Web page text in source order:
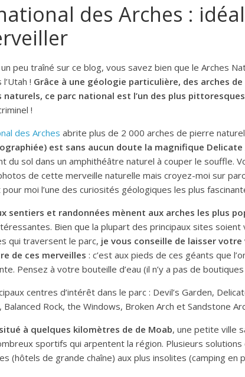
des Arches :
peu traîné sur ce blog, vous savez bien que le Arches
! Grâce à une géologie particulière, des arches
naturels, ce parc national est l’un des plus pittoresques
!
des Arches abrite plus de 2 000 arches de pierre
est sans aucun doute la magnifique Delicate
du sol dans un amphithéâtre naturel à couper le souffle.
de cette merveille naturelle mais croyez-moi sur
pour moi l’une des curiosités géologiques les plus
sentiers et randonnées mènent aux arches les plus
Bien que la plupart des principaux sites
qui traversent le parc, je vous conseille de laisser
de ces merveilles : c’est aux pieds de ces géants que
Pensez à votre bouteille d’eau (il n’y a pas de
centres d’intérêt dans le parc : Devil’s Garden,
Balanced Rock, the Windows, Broken Arch et Sandstone
à quelques kilomètres de de Moab, une petite ville
sportifs qui arpentent la région. Plusieurs
(hôtels de grande chaîne) aux plus insolites (camping en